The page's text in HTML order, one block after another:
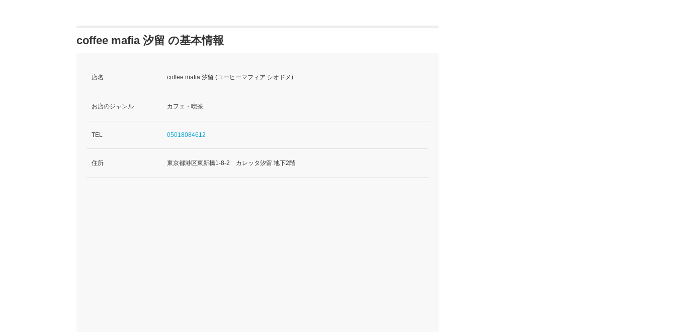
coffee mafia 汐留 の基本情報
店名 coffee mafia 汐留 (コーヒーマフィア シオドメ)
お店のジャンル カフェ・喫茶
TEL 05018084612
住所 東京都港区東新橋1-8-2 カレッタ汐留 地下2階